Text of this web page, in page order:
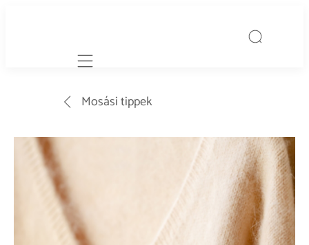
Mobile navigation
Mosási tippek